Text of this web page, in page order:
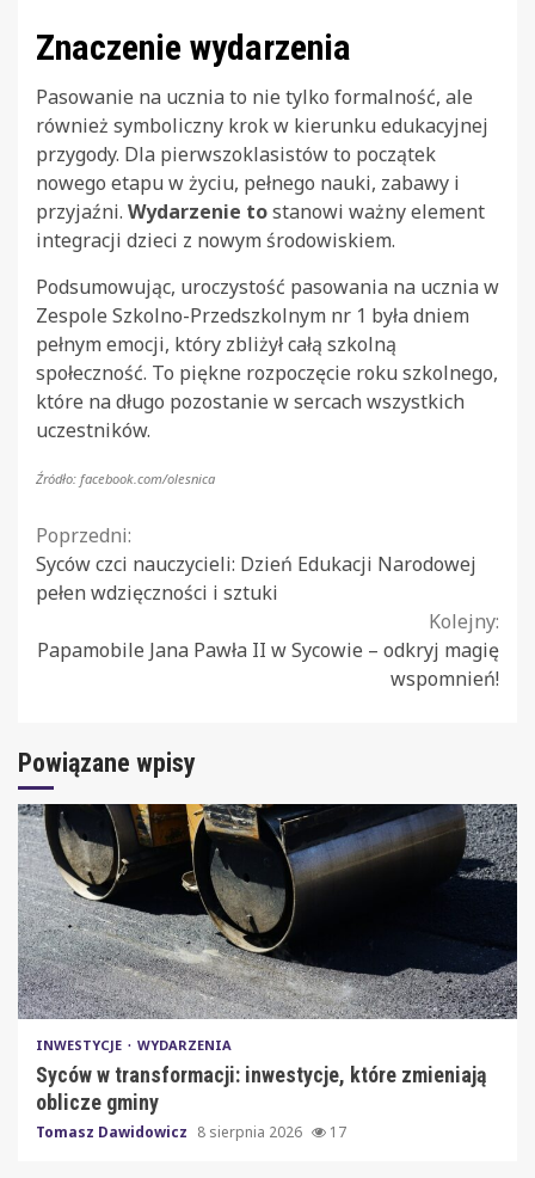
Znaczenie wydarzenia
Pasowanie na ucznia to nie tylko formalność, ale
również symboliczny krok w kierunku edukacyjnej
przygody. Dla pierwszoklasistów to początek
nowego etapu w życiu, pełnego nauki, zabawy i
przyjaźni. Wydarzenie tostanowi ważny element
integracji dzieci z nowym środowiskiem.
Podsumowując, uroczystość pasowania na ucznia w
Zespole Szkolno-Przedszkolnym nr 1 była dniem
pełnym emocji, który zbliżył całą szkolną
społeczność. To piękne rozpoczęcie roku szkolnego,
które na długo pozostanie w sercach wszystkich
uczestników.
Źródło: facebook.com/olesnica
Continue
Reading
Poprzedni:
Syców czci nauczycieli: Dzień Edukacji Narodowej
pełen wdzięczności i sztuki
Kolejny:
Papamobile Jana Pawła II w Sycowie – odkryj magię
wspomnień!
Powiązane wpisy
INWESTYCJE WYDARZENIA
Syców w transformacji: inwestycje, które zmieniają
oblicze gminy
Tomasz Dawidowicz 8 sierpnia 2026 17